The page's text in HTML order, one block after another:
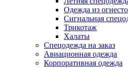
Одежда из
Сигнальная
Трикотаж
Халаты
Спецодежда на заказ
Авиационная одежда
Корпоративная одежда